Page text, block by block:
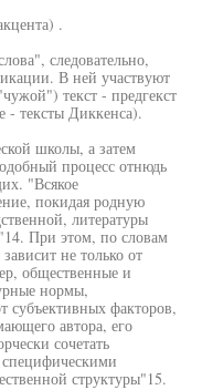
.
следовательно,
В ней участвуют
текст - предгекст
тексты Диккенса).
школы, а затем
процесс отнюдь
"Всякое
покидая родную
литературы
При этом, по словам
не только от
общественные и
нормы,
субъективных факторов,
автора, его
сочетать
структуры"15.